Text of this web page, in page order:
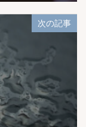
次の記事